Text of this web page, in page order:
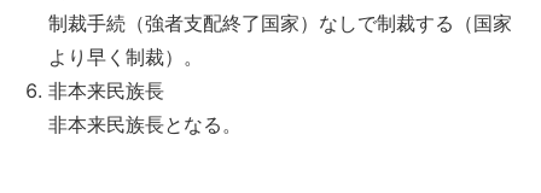
制裁手続（強者支配終了国家）なしで制裁する（国家
より早く制裁）。
非本来民族長
非本来民族長となる。